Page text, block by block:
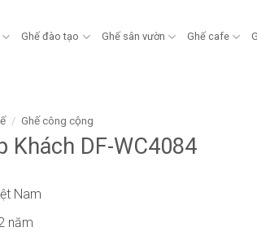
Ghế đào tạo Ghế sân vườn Ghế cafe
/ Ghế công cộng
Khách DF-WC4084
Nam
năm